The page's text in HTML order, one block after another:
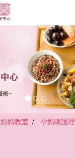
媽媽教室 孕媽咪護理